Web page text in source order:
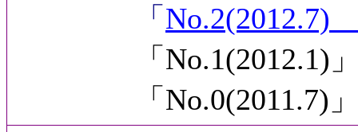
「
「No.1(2012.1)」
「No.0(2011.7)」